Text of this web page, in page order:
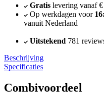
Gratislevering vanaf
Op werkdagen voor
vanuit Nederland
Uitstekend 781
Beschrijving
Specificaties
Combivoordeel